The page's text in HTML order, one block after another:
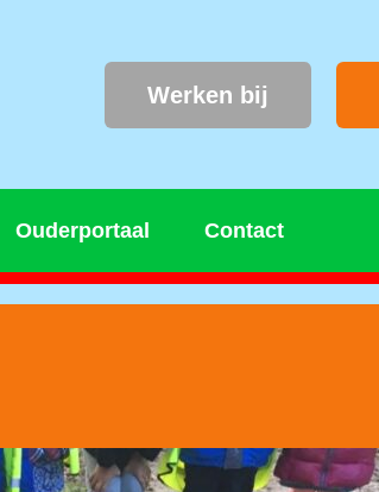
Werken bij
Ouderportaal Contact